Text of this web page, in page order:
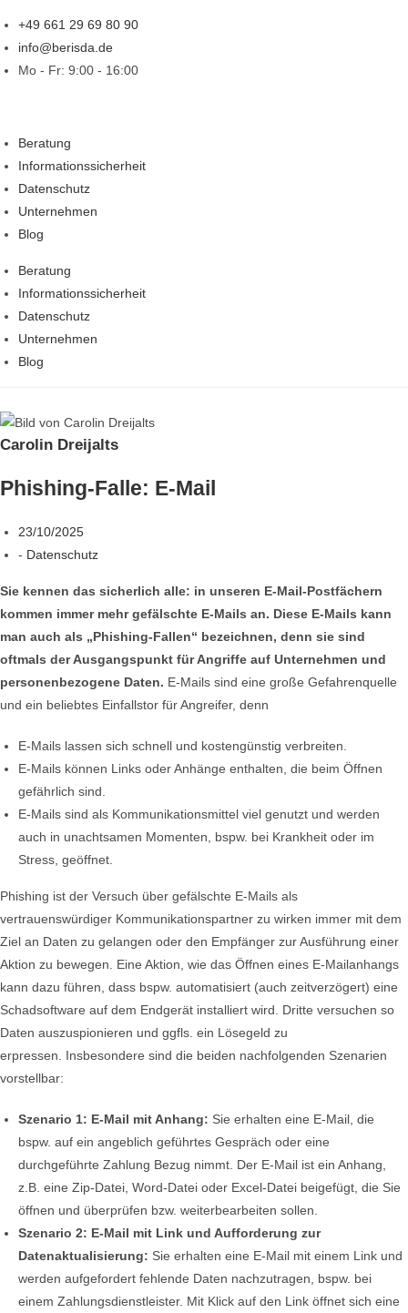
Zum
Inhalt
springen
+49 661 29 69 80 90
info@berisda.de
Mo - Fr: 9:00 - 16:00
Beratung
Informationssicherheit
Datenschutz
Unternehmen
Blog
Beratung
Informationssicherheit
Datenschutz
Unternehmen
Blog
Carolin Dreijalts
Phishing-Falle: E-Mail
23/10/2025
- Datenschutz
Sie kennen das sicherlich alle: in unseren E-Mail-Postfächern
kommen immer mehr gefälschte E-Mails an. Diese E-Mails kann
man auch als „Phishing-Fallen“ bezeichnen, denn sie sind
oftmals der Ausgangspunkt für Angriffe auf Unternehmen und
personenbezogene Daten. E-Mails sind eine große Gefahrenquelle
und ein beliebtes Einfallstor für Angreifer, denn
E-Mails lassen sich schnell und kostengünstig verbreiten.
E-Mails können Links oder Anhänge enthalten, die beim Öffnen
gefährlich sind.
E-Mails sind als Kommunikationsmittel viel genutzt und werden
auch in unachtsamen Momenten, bspw. bei Krankheit oder im
Stress, geöffnet.
Phishing ist der Versuch über gefälschte E-Mails als
vertrauenswürdiger Kommunikationspartner zu wirken immer mit dem
Ziel an Daten zu gelangen oder den Empfänger zur Ausführung einer
Aktion zu bewegen. Eine Aktion, wie das Öffnen eines E-Mailanhangs
kann dazu führen, dass bspw. automatisiert (auch zeitverzögert) eine
Schadsoftware auf dem Endgerät installiert wird. Dritte versuchen so
Daten auszuspionieren und ggfls. ein Lösegeld zu
erpressen. Insbesondere sind die beiden nachfolgenden Szenarien
vorstellbar:
Szenario 1: E-Mail mit Anhang: Sie erhalten eine E-Mail, die
bspw. auf ein angeblich geführtes Gespräch oder eine
durchgeführte Zahlung Bezug nimmt. Der E-Mail ist ein Anhang,
z.B. eine Zip-Datei, Word-Datei oder Excel-Datei beigefügt, die Sie
öffnen und überprüfen bzw. weiterbearbeiten sollen.
Szenario 2: E-Mail mit Link und Aufforderung zur
Datenaktualisierung: Sie erhalten eine E-Mail mit einem Link und
werden aufgefordert fehlende Daten nachzutragen, bspw. bei
einem Zahlungsdienstleister. Mit Klick auf den Link öffnet sich eine